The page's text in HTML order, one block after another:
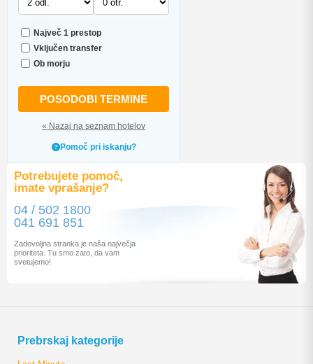
Največ 1 prestop
Vključen transfer
Ob morju
POSODOBI TERMINE
« Nazaj na seznam hotelov
Pomoč pri iskanju?
Potrebujete pomoč,
imate vprašanje?
04 / 502 1800
041 691 851
Zadovoljna stranka je naša največja
prioriteta. Tu smo zato, da vam
svetujemo!
Prebrskaj kategorije